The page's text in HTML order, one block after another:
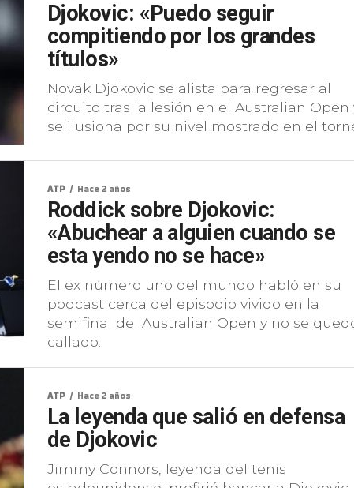
Djokovic: «Puedo seguir
compitiendo por los grandes
títulos»
Novak Djokovic se alista para regresar al
circuito tras la lesión en el Australian Open
se ilusiona por su nivel mostrado en el
ATP Hace 2 años
Roddick sobre Djokovic:
«Abuchear a alguien cuando se
esta yendo no se hace»
El ex número uno del mundo habló en su
podcast cerca del episodio vivido en la
semifinal del Australian Open y no se
callado.
ATP Hace 2 años
La leyenda que salió en defensa
de Djokovic
Jimmy Connors, leyenda del tenis